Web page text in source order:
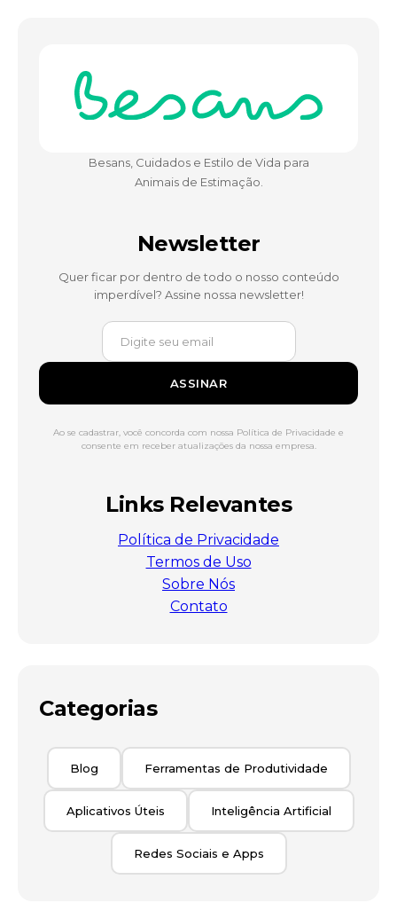
Besans, Cuidados e Estilo de Vida para
Animais de Estimação.
Newsletter
Quer ficar por dentro de todo o nosso conteúdo
imperdível? Assine nossa newsletter!
ASSINAR
Ao se cadastrar, você concorda com nossa Política de Privacidade e
consente em receber atualizações da nossa empresa.
Links Relevantes
Política de Privacidade
Termos de Uso
Sobre Nós
Contato
Categorias
Blog Ferramentas de Produtividade
Aplicativos Úteis Inteligência Artificial
Redes Sociais e Apps